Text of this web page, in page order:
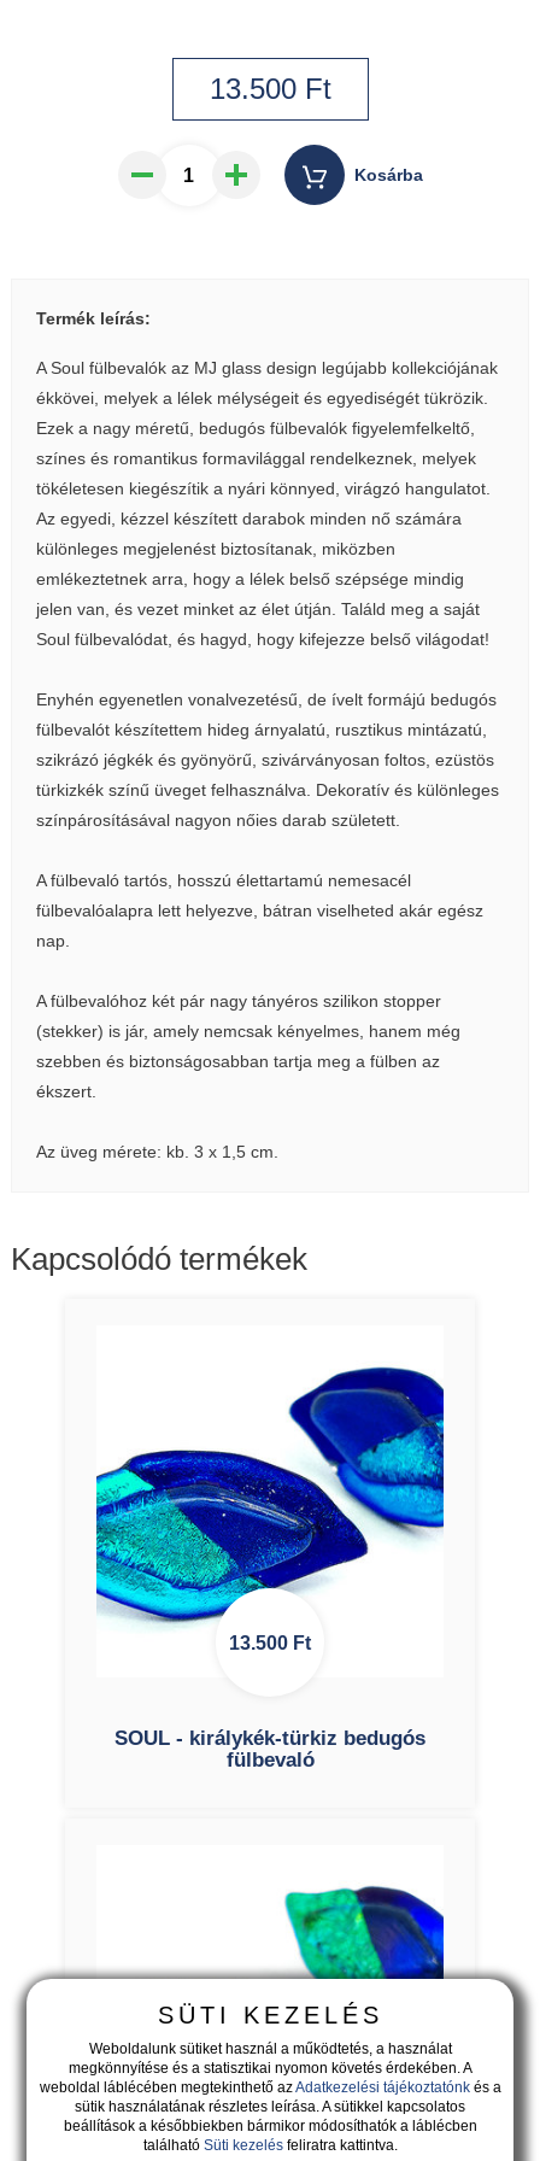
13.500Ft
Kosárba
Termék leírás:
A Soul fülbevalók az MJ glass design legújabb kollekciójának
ékkövei, melyek a lélek mélységeit és egyediségét tükrözik.
Ezek a nagy méretű, bedugós fülbevalók figyelemfelkeltő,
színes és romantikus formavilággal rendelkeznek, melyek
tökéletesen kiegészítik a nyári könnyed, virágzó hangulatot.
Az egyedi, kézzel készített darabok minden nő számára
különleges megjelenést biztosítanak, miközben
emlékeztetnek arra, hogy a lélek belső szépsége mindig
jelen van, és vezet minket az élet útján. Találd meg a saját
Soul fülbevalódat, és hagyd, hogy kifejezze belső világodat!
Enyhén egyenetlen vonalvezetésű, de ívelt formájú bedugós
fülbevalót készítettem hideg árnyalatú, rusztikus mintázatú,
szikrázó jégkék és gyönyörű, szivárványosan foltos, ezüstös
türkizkék színű üveget felhasználva. Dekoratív és különleges
színpárosításával nagyon nőies darab született.
A fülbevaló tartós, hosszú élettartamú nemesacél
fülbevalóalapra lett helyezve, bátran viselheted akár egész
nap.
A fülbevalóhoz két pár nagy tányéros szilikon stopper
(stekker) is jár, amely nemcsak kényelmes, hanem még
szebben és biztonságosabban tartja meg a fülben az
ékszert.
Az üveg mérete: kb. 3 x 1,5 cm.
Kapcsolódó termékek
13.500 Ft
SOUL - királykék-türkiz bedugós
fülbevaló
SÜTI KEZELÉS
Weboldalunk sütiket használ a működtetés, a használat
megkönnyítése és a statisztikai nyomon követés érdekében. A
weboldal láblécében megtekinthető azAdatkezelési tájékoztatónkés a
sütik használatának részletes leírása. A sütikkel kapcsolatos
beállítások a későbbiekben bármikor módosíthatók a láblécben
található Süti kezelésfeliratra kattintva.